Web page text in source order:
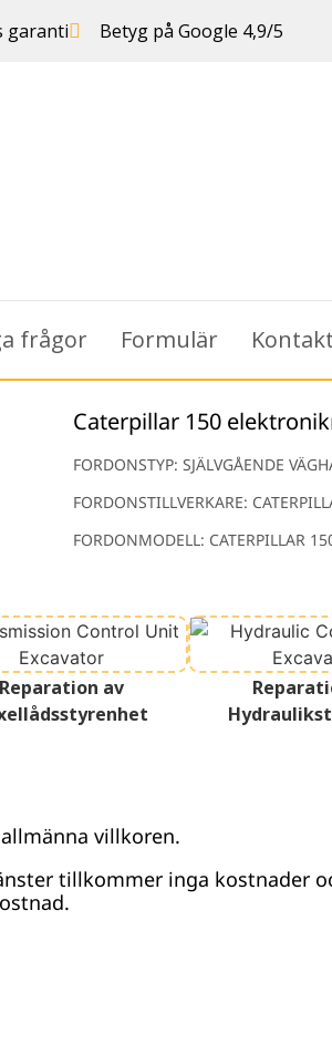
garanti Betyg på Google 4,9/5
frågor Formulär Kontakt
Caterpillar 150
FORDONSTYP: SJÄLVGÅENDE
FORDONSTILLVERKARE:
FORDONMODELL: CATERPILLAR
Reparation av
villkoren.
tillkommer inga kostnader